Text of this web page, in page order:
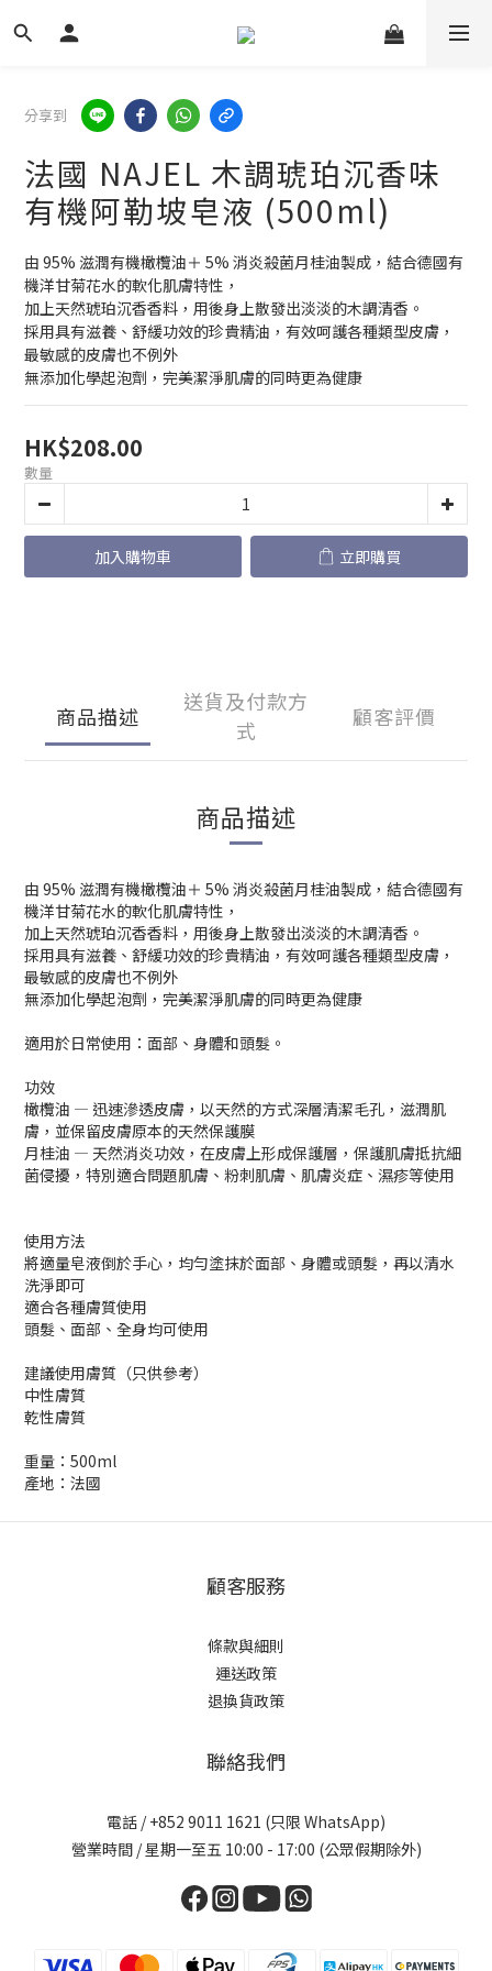
分享到
法國 NAJEL 木調琥珀沉香味
有機阿勒坡皂液 (500ml)
由 95% 滋潤有機橄欖油＋ 5% 消炎殺菌月桂油製成，結合德國有
機洋甘菊花水的軟化肌膚特性，
加上天然琥珀沉香香料，用後身上散發出淡淡的木調清香。
採用具有滋養、舒緩功效的珍貴精油，有效呵護各種類型皮膚，
最敏感的皮膚也不例外
無添加化學起泡劑，完美潔淨肌膚的同時更為健康
HK$208.00
數量
加入購物車 立即購買
商品描述
送貨及付款方
式
顧客評價
商品描述
由 95% 滋潤有機橄欖油＋ 5% 消炎殺菌月桂油製成，結合德國有
機洋甘菊花水的軟化肌膚特性，
加上天然琥珀沉香香料，用後身上散發出淡淡的木調清香。
採用具有滋養、舒緩功效的珍貴精油，有效呵護各種類型皮膚，
最敏感的皮膚也不例外
無添加化學起泡劑，完美潔淨肌膚的同時更為健康
適用於日常使用：面部、身體和頭髮。
功效
橄欖油 — 迅速滲透皮膚，以天然的方式深層清潔毛孔，滋潤肌
膚，並保留皮膚原本的天然保護膜
月桂油 — 天然消炎功效，在皮膚上形成保護層，保護肌膚抵抗細
菌侵擾，特別適合問題肌膚、粉刺肌膚、肌膚炎症、濕疹等使用
使用方法
將適量皂液倒於手心，均勻塗抹於面部、身體或頭髮，再以清水
洗淨即可
適合各種膚質使用
頭髮、面部、全身均可使用
建議使用膚質（只供參考）
中性膚質
乾性膚質
重量：500ml
產地：法國
顧客服務
條款與細則
運送政策
退換貨政策
聯絡我們
電話 / +852 9011 1621 (只限 WhatsApp)
營業時間 / 星期一至五 10:00 - 17:00 (公眾假期除外)